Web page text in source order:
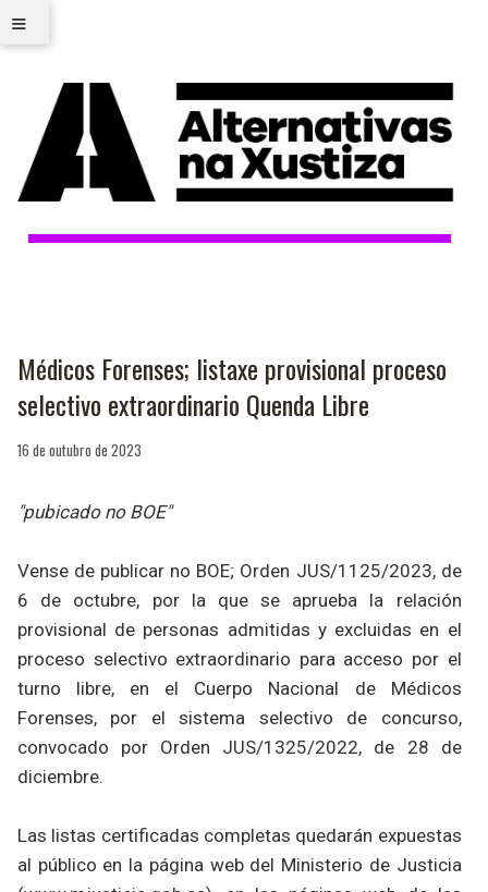
≡
Médicos Forenses; listaxe provisional proceso
selectivo extraordinario Quenda Libre
16 de outubro de 2023
"pubicado no BOE"
Vense de publicar no BOE; Orden JUS/1125/2023, de
6 de octubre, por la que se aprueba la relación
provisional de personas admitidas y excluidas en el
proceso selectivo extraordinario para acceso por el
turno libre, en el Cuerpo Nacional de Médicos
Forenses, por el sistema selectivo de concurso,
convocado por Orden JUS/1325/2022, de 28 de
diciembre.
Las listas certificadas completas quedarán expuestas
al público en la página web del Ministerio de Justicia